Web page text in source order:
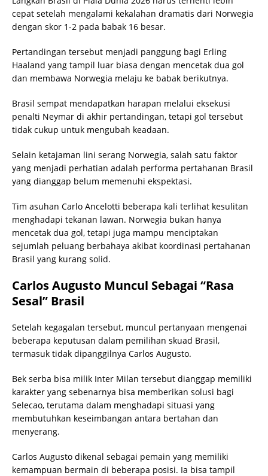
cepat setelah mengalami kekalahan dramatis dari Norwegia
dengan skor 1-2 pada babak 16 besar.
Pertandingan tersebut menjadi panggung bagi Erling
Haaland yang tampil luar biasa dengan mencetak dua gol
dan membawa Norwegia melaju ke babak berikutnya.
Brasil sempat mendapatkan harapan melalui eksekusi
penalti Neymar di akhir pertandingan, tetapi gol tersebut
tidak cukup untuk mengubah keadaan.
Selain ketajaman lini serang Norwegia, salah satu faktor
yang menjadi perhatian adalah performa pertahanan Brasil
yang dianggap belum memenuhi ekspektasi.
Tim asuhan Carlo Ancelotti beberapa kali terlihat kesulitan
menghadapi tekanan lawan. Norwegia bukan hanya
mencetak dua gol, tetapi juga mampu menciptakan
sejumlah peluang berbahaya akibat koordinasi pertahanan
Brasil yang kurang solid.
Carlos Augusto Muncul Sebagai “Rasa
Sesal” Brasil
Setelah kegagalan tersebut, muncul pertanyaan mengenai
beberapa keputusan dalam pemilihan skuad Brasil,
termasuk tidak dipanggilnya Carlos Augusto.
Bek serba bisa milik Inter Milan tersebut dianggap memiliki
karakter yang sebenarnya bisa memberikan solusi bagi
Selecao, terutama dalam menghadapi situasi yang
membutuhkan keseimbangan antara bertahan dan
menyerang.
Carlos Augusto dikenal sebagai pemain yang memiliki
kemampuan bermain di beberapa posisi. Ia bisa tampil